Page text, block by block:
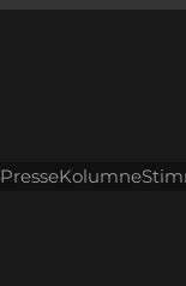
PresseKolumne